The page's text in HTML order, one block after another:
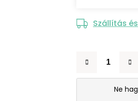
Szállítás
Ne